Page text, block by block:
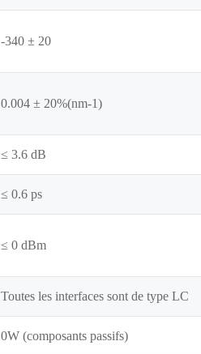
-340 ± 20
0.004 ± 20%(nm-1)
≤ 3.6 dB
≤ 0.6 ps
≤ 0 dBm
Toutes les interfaces sont de type LC
0W (composants passifs)